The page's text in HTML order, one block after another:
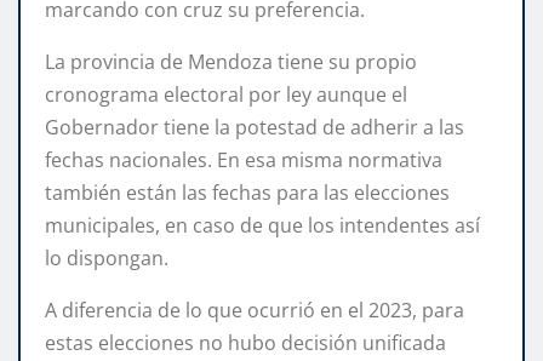
marcando con cruz su preferencia.
La provincia de Mendoza tiene su propio
cronograma electoral por ley aunque el
Gobernador tiene la potestad de adherir a las
fechas nacionales. En esa misma normativa
también están las fechas para las elecciones
municipales, en caso de que los intendentes así
lo dispongan.
A diferencia de lo que ocurrió en el 2023, para
estas elecciones no hubo decisión unificada